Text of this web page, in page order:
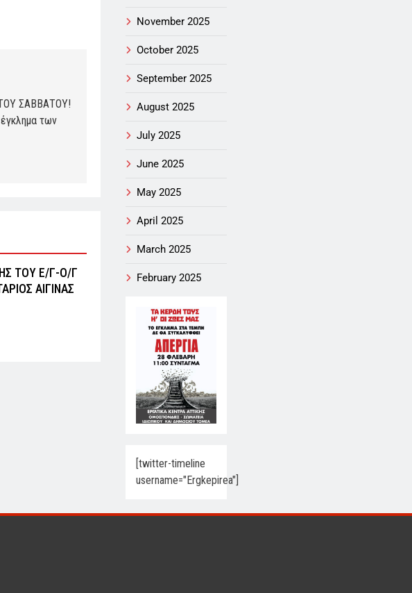
ΣΑΒΒΑΤΟΥ!
των
TOY Ε/Γ-Ο/Γ
ΑΙΓΙΝΑΣ
November 2025
October 2025
September 2025
August 2025
July 2025
June 2025
May 2025
April 2025
March 2025
February 2025
[twitter-timeline
username="Ergkepirea"]